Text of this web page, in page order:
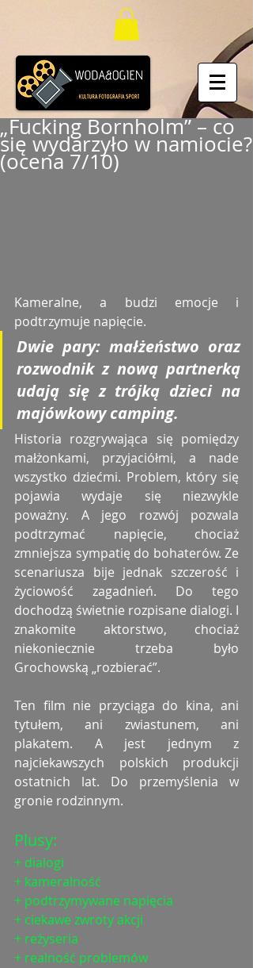
„Fucking Bornholm” – co
się wydarzyło w namiocie?
(ocena 7/10)
Kameralne, a budzi emocje i
podtrzymuje napięcie.
Dwie pary: małżeństwo oraz
rozwodnik z nową partnerką
udają się z trójką dzieci na
majówkowy camping.
Historia rozgrywająca się pomiędzy
małżonkami, przyjaciółmi, a nade
wszystko dziećmi. Problem, który się
pojawia wydaje się niezwykle
poważny. A jego rozwój pozwala
podtrzymać napięcie, chociaż
zmniejsza sympatię do bohaterów. Ze
scenariusza bije jednak szczerość i
życiowość zagadnień. Do tego
dochodzą świetnie rozpisane dialogi. I
znakomite aktorstwo, chociaż
niekoniecznie trzeba było
Grochowską „rozbierać”.
Ten film nie przyciąga do kina, ani
tytułem, ani zwiastunem, ani
plakatem. A jest jednym z
najciekawszych polskich produkcji
ostatnich lat. Do przemyślenia w
gronie rodzinnym.
Plusy:
+ dialogi
+ kameralność
+ podtrzymywane napięcia
+ ciekawe zwroty akcji
+ reżyseria
+ realność problemów